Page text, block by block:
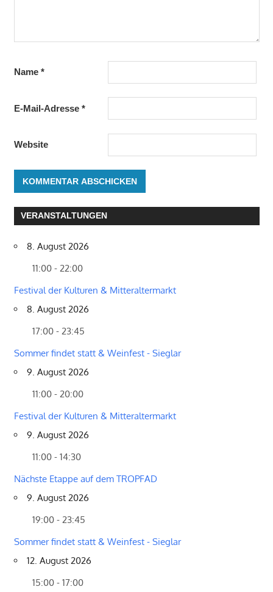
Name *
E-Mail-Adresse *
Website
VERANSTALTUNGEN
8. August 2026
11:00 - 22:00
Festival der Kulturen & Mitteraltermarkt
8. August 2026
17:00 - 23:45
Sommer findet statt & Weinfest - Sieglar
9. August 2026
11:00 - 20:00
Festival der Kulturen & Mitteraltermarkt
9. August 2026
11:00 - 14:30
Nächste Etappe auf dem TROPFAD
9. August 2026
19:00 - 23:45
Sommer findet statt & Weinfest - Sieglar
12. August 2026
15:00 - 17:00